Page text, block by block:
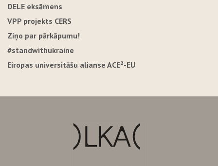
DELE eksāmens
VPP projekts CERS
Ziņo par pārkāpumu!
#standwithukraine
Eiropas universitāšu alianse ACE²-EU